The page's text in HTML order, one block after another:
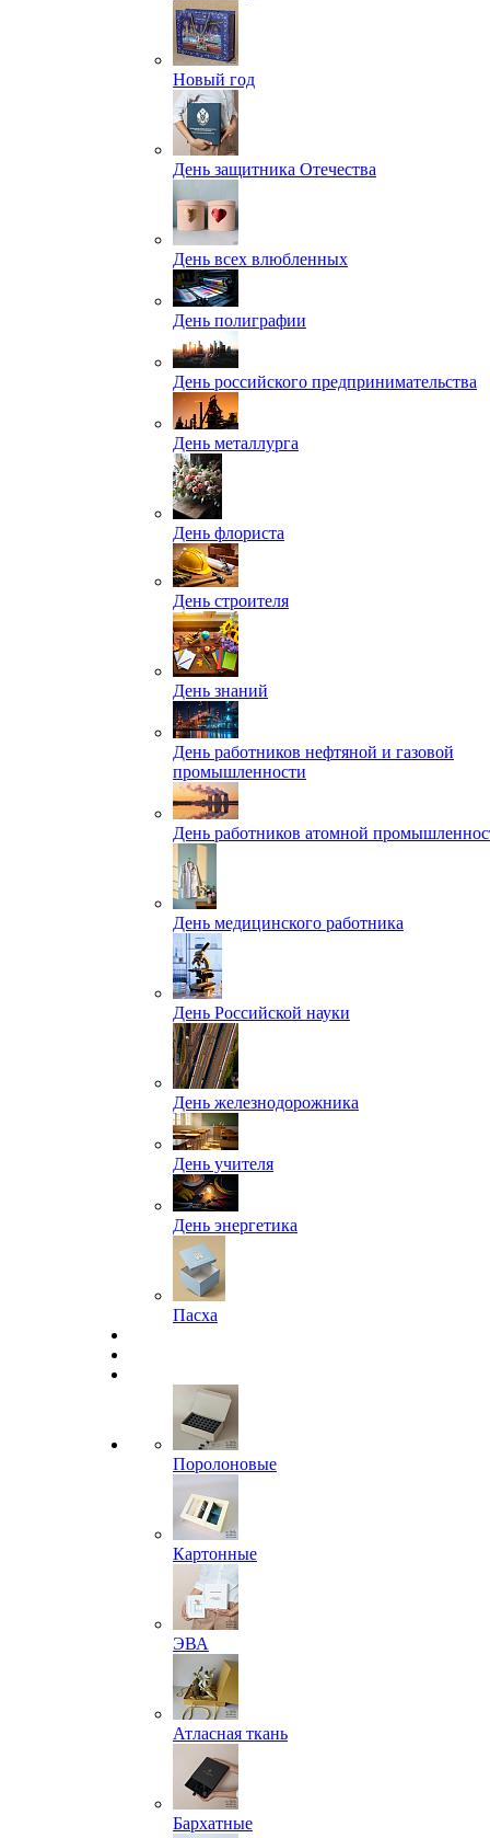
Новый год
День защитника Отечества
День всех влюбленных
День полиграфии
День российского предпринимательства
День металлурга
День флориста
День строителя
День знаний
День работников нефтяной и газовой
промышленности
День работников атомной
День медицинского работника
День Российской науки
День железнодорожника
День учителя
День энергетика
Пасха
Поролоновые
Картонные
ЭВА
Атласная ткань
Бархатные